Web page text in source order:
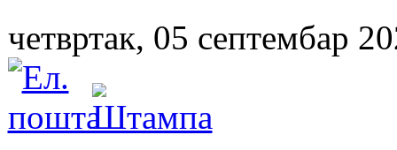
четвртак, 05 септембар